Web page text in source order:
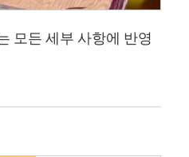
모든 세부 사항에 반영